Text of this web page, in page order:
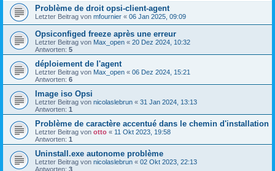
Problème de droit opsi-client-agent
Letzter Beitrag von mfournier « 06 Jan 2025, 09:09
Opsiconfiged freeze après une erreur
Letzter Beitrag von Max_open « 20 Dez 2024, 10:32
Antworten: 5
déploiement de l'agent
Letzter Beitrag von Max_open « 06 Dez 2024, 15:21
Antworten: 6
Image iso Opsi
Letzter Beitrag von nicolaslebrun « 31 Jan 2024, 13:13
Antworten: 1
Problème de caractère accentué dans le chemin d'installation
Letzter Beitrag von otto « 11 Okt 2023, 19:58
Antworten: 1
Uninstall.exe autonome problème
Letzter Beitrag von nicolaslebrun « 02 Okt 2023, 22:13
Antworten: 3